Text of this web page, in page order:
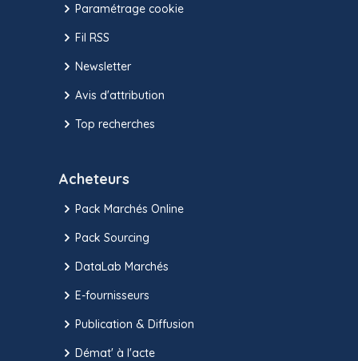
Paramétrage cookie
Fil RSS
Newsletter
Avis d'attribution
Top recherches
Acheteurs
Pack Marchés Online
Pack Sourcing
DataLab Marchés
E-fournisseurs
Publication & Diffusion
Démat' à l'acte